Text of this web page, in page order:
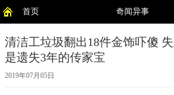
首页 奇闻异事
清洁工垃圾翻出18件金饰吓傻
是遗失3年的传家宝
2019年07月05日